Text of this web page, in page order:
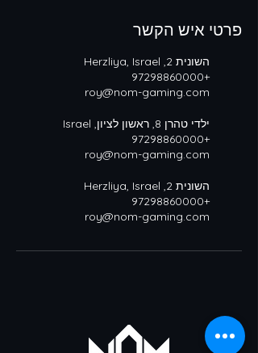
פרטי איש הקשר
השונית 2, Herzliya, Israel
+97298860000
roy@nom-gaming.com
ילדי טהרן 8, ראשון לציון, Israel
+97298860000
roy@nom-gaming.com
השונית 2, Herzliya, Israel
+97298860000
roy@nom-gaming.com